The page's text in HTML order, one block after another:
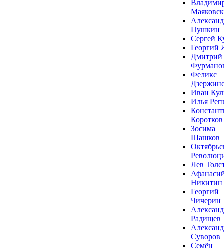
Пушкин
Сергей
Георгий
Дмитрий
Феликс
Иван
Илья
Коротков
Зосима
Шашков
Лев
Никитин
Георгий
Чичерин
Радищев
Суворов
Семён